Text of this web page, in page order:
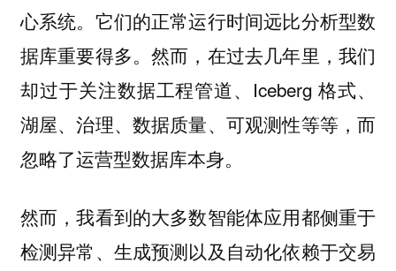
心系统。它们的正常运行时间远比分析型数
据库重要得多。然而，在过去几年里，我们
却过于关注数据工程管道、Iceberg 格式、
湖屋、治理、数据质量、可观测性等等，而
忽略了运营型数据库本身。
然而，我看到的大多数智能体应用都侧重于
检测异常、生成预测以及自动化依赖于交易